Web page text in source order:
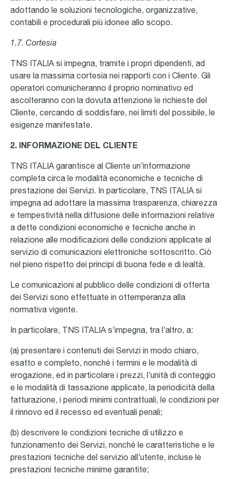
adottando le soluzioni tecnologiche, organizzative,
contabili e procedurali più idonee allo scopo.
1.7. Cortesia
TNS ITALIA si impegna, tramite i propri dipendenti, ad
usare la massima cortesia nei rapporti con i Cliente. Gli
operatori comunicheranno il proprio nominativo ed
ascolteranno con la dovuta attenzione le richieste del
Cliente, cercando di soddisfare, nei limiti del possibile, le
esigenze manifestate.
2. INFORMAZIONE DEL CLIENTE
TNS ITALIA garantisce al Cliente un’informazione
completa circa le modalità economiche e tecniche di
prestazione dei Servizi. In particolare, TNS ITALIA si
impegna ad adottare la massima trasparenza, chiarezza
e tempestività nella diffusione delle informazioni relative
a dette condizioni economiche e tecniche anche in
relazione alle modificazioni delle condizioni applicate al
servizio di comunicazioni elettroniche sottoscritto. Ciò
nel pieno rispetto dei principi di buona fede e di lealtà.
Le comunicazioni al pubblico delle condizioni di offerta
dei Servizi sono effettuate in ottemperanza alla
normativa vigente.
In particolare, TNS ITALIA s’impegna, tra l’altro, a:
(a) presentare i contenuti dei Servizi in modo chiaro,
esatto e completo, nonché i termini e le modalità di
erogazione, ed in particolare i prezzi, l’unità di conteggio
e le modalità di tassazione applicate, la periodicità della
fatturazione, i periodi minimi contrattuali, le condizioni per
il rinnovo ed il recesso ed eventuali penali;
(b) descrivere le condizioni tecniche di utilizzo e
funzionamento dei Servizi, nonché le caratteristiche e le
prestazioni tecniche del servizio all’utente, incluse le
prestazioni tecniche minime garantite;